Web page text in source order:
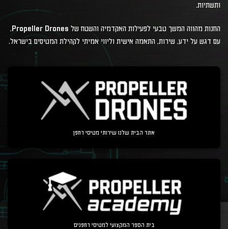
ותשתיות.
החנות מהווה המשך טבעי לפעילות האקדמיה והשטח של Propeller Drones,
עם דגש על ידע, שירות, התאמה אישית וליווי אמיתי לקהילת המטיסים בישראל.
אתר הבית שלנו שירותי מטיסי רחפן
בית הספר המקצועי למטיסי רחפנים